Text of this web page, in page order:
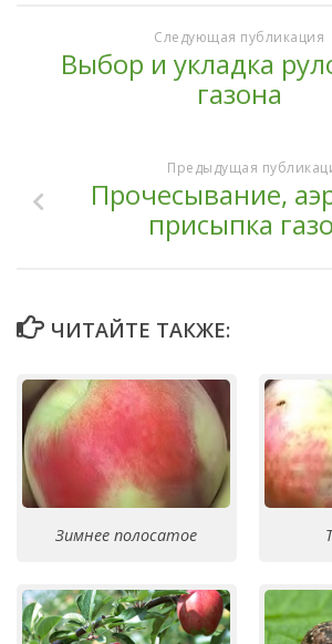
Следующая публикация
Выбор и укладка
газона
Предыдущая
Прочесывание,
присыпка
ЧИТАЙТЕ ТАКЖЕ:
Зимнее полосатое